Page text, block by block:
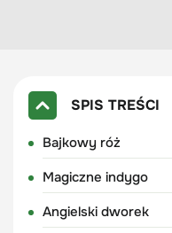
SPIS TREŚCI
Bajkowy róż
Magiczne indygo
Angielski dworek